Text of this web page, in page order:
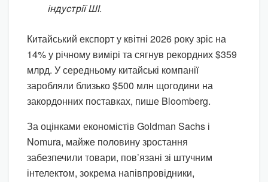
індустрії ШІ.
Китайський експорт у квітні 2026 року зріс на
14% у річному вимірі та сягнув рекордних $359
млрд. У середньому китайські компанії
заробляли близько $500 млн щогодини на
закордонних поставках, пише Bloomberg.
За оцінками економістів Goldman Sachs і
Nomura, майже половину зростання
забезпечили товари, пов’язані зі штучним
інтелектом, зокрема напівпровідники,